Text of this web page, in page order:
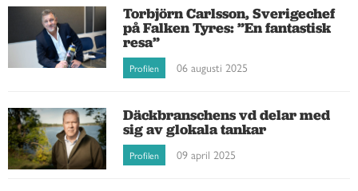
Torbjörn Carlsson, Sverigechef
på Falken Tyres: ”En fantastisk
resa”
Profilen 06 augusti 2025
Däckbranschens vd delar med
sig av glokala tankar
Profilen 09 april 2025